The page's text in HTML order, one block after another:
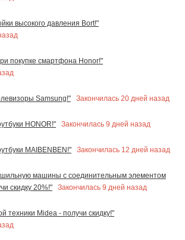
высокого давления Bort!"
покупке смартфона Honor!"
Samsung!"
Закончилась 20 дней назад
HONOR!"
Закончилась 9 дней назад
MAIBENBEN!"
Закончилась 12 дней назад
машины с соединительным элементом
скидку 20%!"
Закончилась 9 дней назад
техники Midea - получи скидку!"